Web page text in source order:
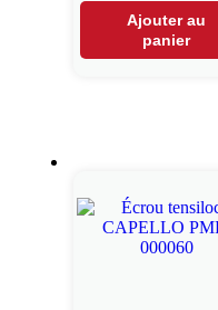
Ajouter au
panier